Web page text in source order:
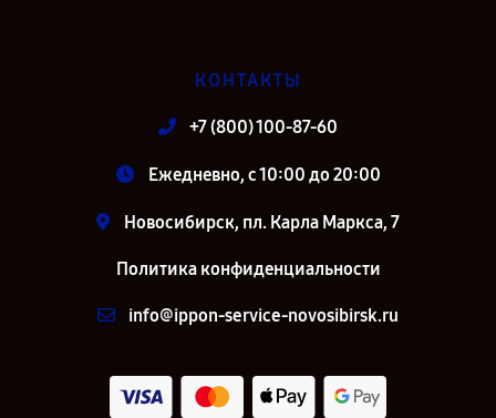
КОНТАКТЫ
+7 (800) 100-87-60
Ежедневно, с 10:00 до 20:00
Новосибирск, пл. Карла Маркса, 7
Политика конфиденциальности
info@ippon-service-novosibirsk.ru